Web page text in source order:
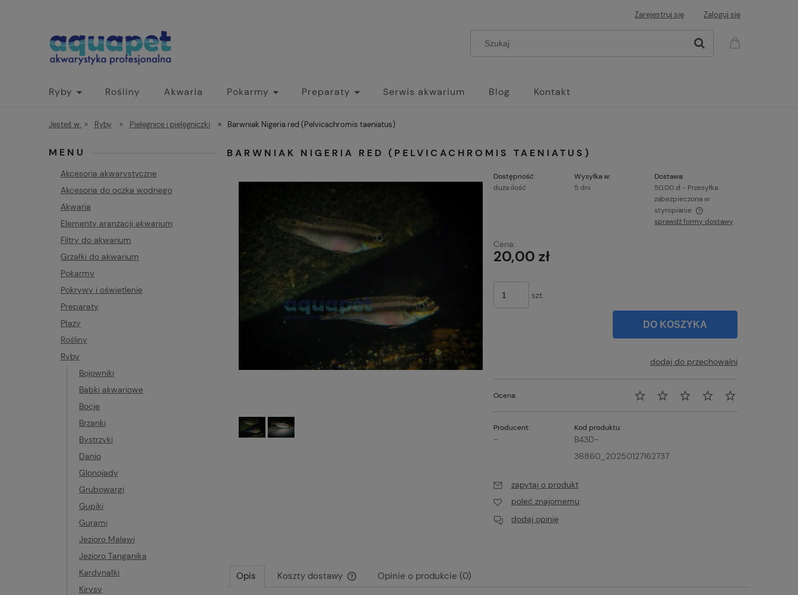
Zarejestruj się Zaloguj się
Ryby Rośliny Akwaria Pokarmy Preparaty Serwis akwarium Blog Kontakt
Jesteś w: » Ryby » Pielęgnice i pielęgniczki » Barwniak Nigeria red (Pelvicachromis taeniatus)
MENU
Akcesoria akwarystyczne
Akcesoria do oczka wodnego
Akwaria
Elementy aranżacji akwarium
Filtry do akwarium
Grzałki do akwarium
Pokarmy
Pokrywy i oświetlenie
Preparaty
Płazy
Rośliny
Ryby
Bojowniki
Babki akwariowe
Bocje
Brzanki
Bystrzyki
Danio
Glonojady
Grubowargi
Gupiki
Gurami
Jezioro Malawi
Jezioro Tanganika
Kardynałki
Kirysy
BARWNIAK NIGERIA RED (PELVICACHROMIS TAENIATUS)
Dostępność:
duża ilość
Wysyłka w:
5 dni
Dostawa:
50,00 zł - Przesyłka
zabezpieczona w
styropianie
sprawdź formy dostawy
Cena:
20,00 zł
szt.
DO KOSZYKA
dodaj do przechowalni
Ocena:
Producent:
-
Kod produktu:
B43D-
36860_20250127162737
zapytaj o produkt
poleć znajomemu
dodaj opinię
Opis Koszty dostawy Opinie o produkcie (0)